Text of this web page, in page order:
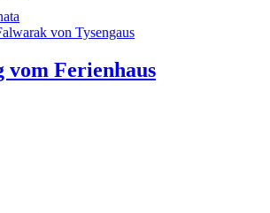
von Tysengaus
vom Ferienhaus